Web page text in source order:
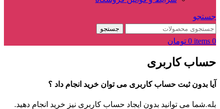
جستجو
جستجو
0
items
0 تومان
حساب کاربری
آیا بدون ثبت حساب کاربری می توان خرید انجام داد ؟
بله.شما می توانید بدون ایجاد حساب کاربری نیز خرید انجام دهید.